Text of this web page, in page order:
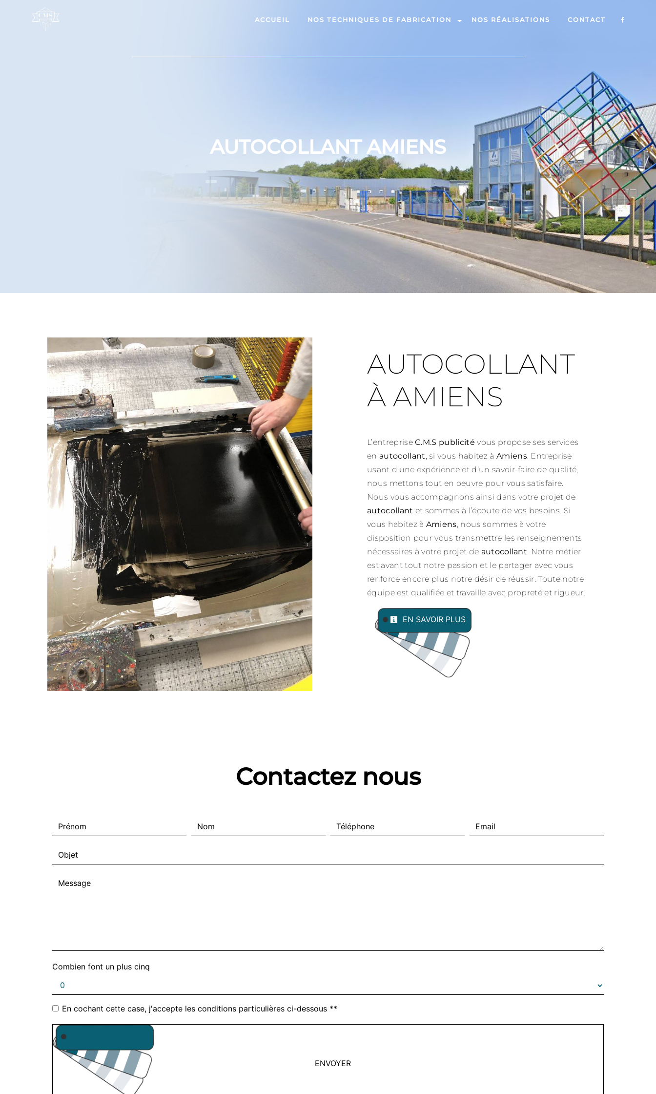
ACCUEIL NOS TECHNIQUES DE FABRICATION NOS RÉALISATIONS CONTACT
AUTOCOLLANT AMIENS
AUTOCOLLANT
À AMIENS
L’entrepriseC.M.S publicité vous propose ses services
en autocollant, si vous habitez à Amiens. Entreprise
usant d’une expérience et d’un savoir-faire de qualité,
nous mettons tout en oeuvre pour vous satisfaire.
Nous vous accompagnons ainsi dans votre projet de
autocollant et sommes à l’écoute de vos besoins. Si
vous habitez à Amiens, nous sommes à votre
disposition pour vous transmettre les renseignements
nécessaires à votre projet de autocollant. Notre métier
est avant tout notre passion et le partager avec vous
renforce encore plus notre désir de réussir. Toute notre
équipe est qualifiée et travaille avec propreté et rigueur.
EN SAVOIR PLUS
Contactez nous
Combien font un plus cinq
En cochant cette case, j'accepte les conditions particulières ci-dessous **
ENVOYER